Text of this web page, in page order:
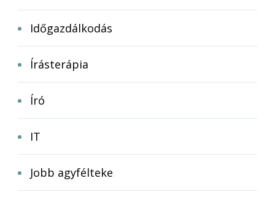
Időgazdálkodás
Írásterápia
Író
IT
Jobb agyfélteke